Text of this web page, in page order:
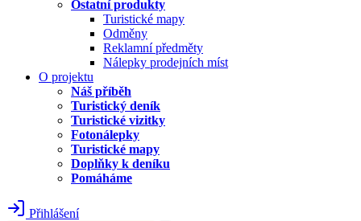
Ostatní produkty
Turistické mapy
Odměny
Reklamní předměty
Nálepky prodejních míst
O projektu
Náš příběh
Turistický deník
Turistické vizitky
Fotonálepky
Turistické mapy
Doplňky k deníku
Pomáháme
Přihlášení